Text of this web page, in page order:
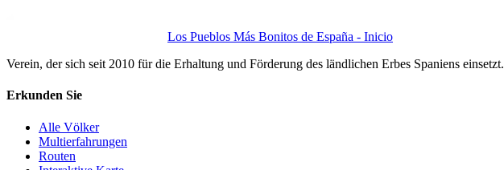
Los Pueblos Más Bonitos de España - Inicio
Verein, der sich seit 2010 für die Erhaltung und Förderung des ländlichen Erbes Spaniens einsetzt.
Erkunden Sie
Alle Völker
Multierfahrungen
Routen